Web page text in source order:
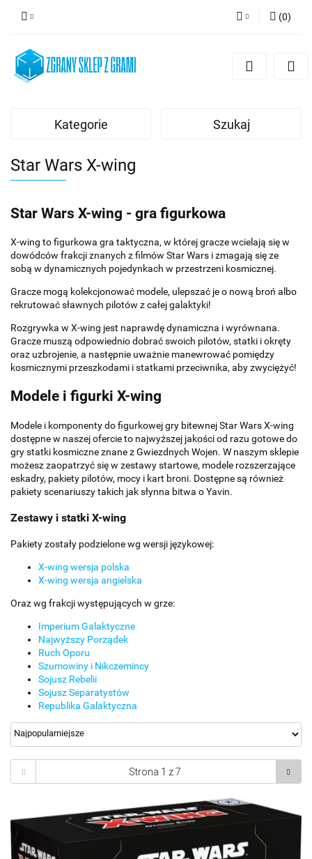
Zarejestruj się
(0)
Kategorie Szukaj
Star Wars X-wing
Star Wars X-wing - gra figurkowa
X-wing to figurkowa gra taktyczna, w której gracze wcielają się w
dowódców frakcji znanych z filmów Star Wars i zmagają się ze
sobą w dynamicznych pojedynkach w przestrzeni kosmicznej.
Gracze mogą kolekcjonować modele, ulepszać je o nową broń albo
rekrutować sławnych pilotów z całej galaktyki!
Rozgrywka w X-wing jest naprawdę dynamiczna i wyrównana.
Gracze muszą odpowiednio dobrać swoich pilotów, statki i okręty
oraz uzbrojenie, a następnie uważnie manewrować pomiędzy
kosmicznymi przeszkodami i statkami przeciwnika, aby zwyciężyć!
Modele i figurki X-wing
Modele i komponenty do figurkowej gry bitewnej Star Wars X-wing
dostępne w naszej ofercie to najwyższej jakości od razu gotowe do
gry statki kosmiczne znane z Gwiezdnych Wojen. W naszym sklepie
możesz zaopatrzyć się w zestawy startowe, modele rozszerzające
eskadry, pakiety pilotów, mocy i kart broni. Dostępne są również
pakiety scenariuszy takich jak słynna bitwa o Yavin.
Zestawy i statki X-wing
Pakiety zostały podzielone wg wersji językowej:
X-wing wersja polska
X-wing wersja angielska
Oraz wg frakcji występujących w grze:
Imperium Galaktyczne
Najwyższy Porządek
Ruch Oporu
Szumowiny i Nikczemincy
Sojusz Rebelii
Sojusz Separatystów
Republika Galaktyczna